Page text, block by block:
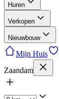
Huren
Verkopen
Nieuwbouw
Mijn Huis
Zaandam